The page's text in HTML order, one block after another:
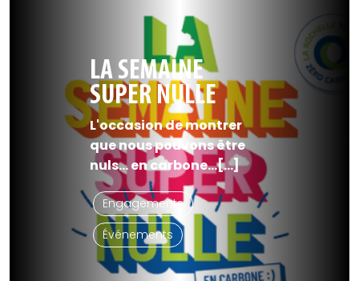
LA SEMAINE
SUPER NULLE
L'occasion de montrer
que nous pouvons être
nuls… en carbone...[...]
Engagements
Événements